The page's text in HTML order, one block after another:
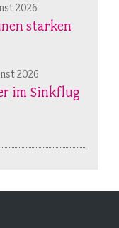
2026
starken
2026
im Sinkflug